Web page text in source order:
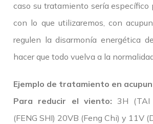
caso su tratamiento sería específico
con lo que utilizaremos, con
regulen la disarmonía energética
hacer que todo vuelva a la
Ejemplo de tratamiento en
Para reducir el viento: 3H (TAI
(FENG SHI) 20VB (Feng Chi) y 11V